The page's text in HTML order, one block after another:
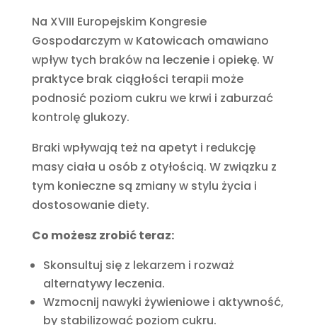
Na XVIII Europejskim Kongresie
Gospodarczym w Katowicach omawiano
wpływ tych braków na leczenie i opiekę. W
praktyce brak ciągłości terapii może
podnosić poziom cukru we krwi i zaburzać
kontrolę glukozy.
Braki wpływają też na apetyt i redukcję
masy ciała u osób z otyłością. W związku z
tym konieczne są zmiany w stylu życia i
dostosowanie diety.
Co możesz zrobić teraz:
Skonsultuj się z lekarzem i rozważ
alternatywy leczenia.
Wzmocnij nawyki żywieniowe i aktywność,
by stabilizować poziom cukru.